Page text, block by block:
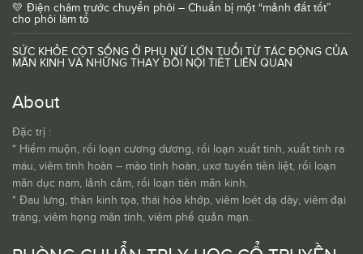
💛 Điện châm trước chuyển phôi – Chuẩn bị một “mảnh đất tốt”
cho phôi làm tổ
SỨC KHỎE CỘT SỐNG Ở PHỤ NỮ LỚN TUỔI TỪ TÁC ĐỘNG CỦA
MÃN KINH VÀ NHỮNG THAY ĐỔI NỘI TIẾT LIÊN QUAN
About
Đặc trị :
* Hiếm muộn, rối loạn cương dương, rối loạn xuất tinh, xuất tinh ra
máu, viêm tinh hoàn – mào tinh hoàn, uxơ tuyến tiền liệt, rối loạn
mãn dục nam, lảnh cảm, rối loạn tiền mãn kinh.
* Đau lưng, thần kinh tọa, thái hóa khớp, viêm loét dạ dày, viêm đại
tràng, viêm họng mãn tính, viêm phế quản mạn.